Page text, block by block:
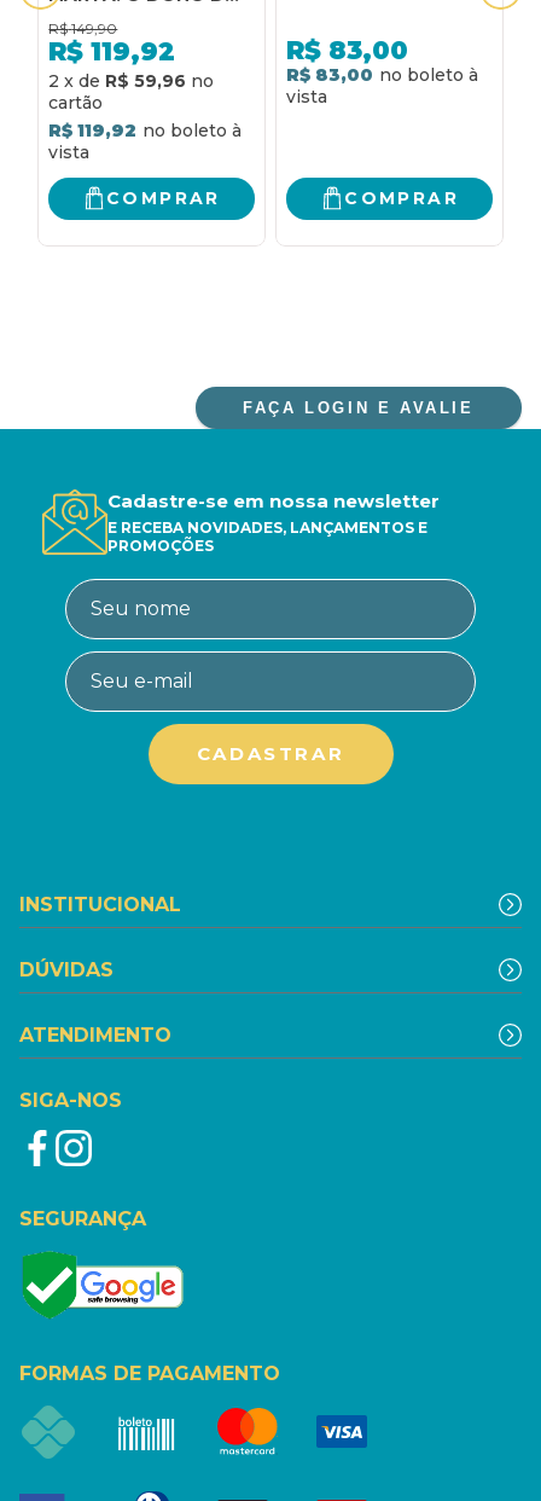
MORRO DONA MARTA
R$ 149,90
R$ 119,92
2 x de R$ 59,96
R$ 119,92
COMPRAR
R$ 83,00
R$ 83,00
COMPRAR
FAÇA LOGIN E AVALIE
Cadastre-se em nossa newsletter
E RECEBA NOVIDADES, LANÇAMENTOS E
PROMOÇÕES
INSTITUCIONAL
DÚVIDAS
ATENDIMENTO
SIGA-NOS
SEGURANÇA
FORMAS DE PAGAMENTO